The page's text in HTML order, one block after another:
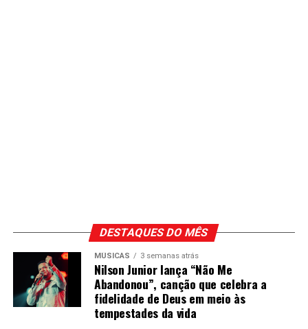
DESTAQUES DO MÊS
MÚSICAS 3 semanas atrás
Nilson Junior lança “Não Me
Abandonou”, canção que celebra a
fidelidade de Deus em meio às
tempestades da vida